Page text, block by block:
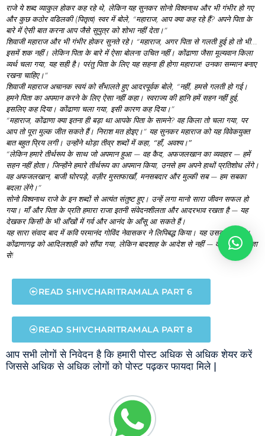
राजेयेशब्दव्याकुलहोकरकहरहेथे, लेकिनयहसुनकरसोनोविश्वनाथऔरभीगंभीरहोगए
औरकुछकठोरवडिलकी (पितृत्व) स्वरमेंबोले, “महाराज, आपक्याकहरहेहैं? अपनेपिताके
बारेमेंऐसीबातकरनाआपजैसेसुपुत्रकोशोभानहींदेता।”
शिवाजीमहाराजऔरभीगंभीरहोकरसुनतेरहे। “महाराज, अगरपितासेगलतीहुईहोतोभी…
इसमेंशकनहीं। लेकिनपिताकेबारेमेंऐसाबोलनाउचितनहीं। कोंढाणाजैसामूल्यवानकिला
व्यर्थचलागया, यहसहीहै। परंतुपिताकेलिएयहसहनाहीहोगामहाराज! उनकासम्मानबनाए
रखनाचाहिए।”
शिवाजीमहाराजअचानकस्वयंकोसँभालतेहुएआदरपूर्वकबोले, “नहीं, हमसेगलतीहोगई।
हमनेपिताकाअपमानकरनेकेलिएऐसानहींकहा। स्वराज्यकीहानिहमेंसहननहींहुई,
इसलिएकहदिया। कोंढाणाचलागया, इसीकारणकहदिया।”
“महाराज, कोंढाणाक्याइतनाहीबड़ाथाआपकेपिताकेसामने? वहकिलातोचलागया, पर
आपतोपूरामुल्कजीतसकतेहैं। निराशमतहोइए।” यहसुनकरमहाराजकोयहविवेकयुक्त
बातबहुतप्रियलगी। उन्होंनेथोड़ातीव्रशब्दोंमेंकहा, “हाँ, अवश्य।”
“लेकिनहमारेतीर्थरूपकेसाथजोअपमानहुआ — वहकैद, अफजलखानकाव्यवहार — हमें
सहननहींहोता। जिन्होंनेहमारेतीर्थरूपकाअपमानकिया, उनसेहमअपनेहाथोंप्रतिशोधलेंगे।
वहअफजलखान, बाजीघोरपड़े, वज़ीरमुस्तफाखाँ, मनसबदारऔरमुल्कीसब — हमसबका
बदलालेंगे।”
सोनोविश्वनाथराजेकेइनशब्दोंसेअत्यंतसंतुष्टहुए। उन्हेंलगामानोसाराजीवनसफलहो
गया। माँऔरपिताकेप्रतिहमाराराजाइतनीसंवेदनशीलताऔरआदरभावरखताहै — यह
देखकरकिसीकेभीआँखोंमेंगर्वऔरआनंदकेआँसूआसकतेहैं।
यहसारासंवादबादमेंकविपरमानंदगोविंदनेवासकरनेलिपिबद्धकिया। यहउसका
है।
कोंढाणागढ़कोआदिलशाहीकोसौंपागया, लेकिनबादशाहकेआदेशसेनहीं — वडिलोंके आज्ञा
से!
READ SHIVCHARITRAMALA PART 6
READ SHIVCHARITRAMALA PART 8
आप सभी लोगों से निवेदन है कि हमारी पोस्ट अधिक से अधिक शेयर करें
जिससे अधिक से अधिक लोगों को पोस्ट पढ़कर फायदा मिले |